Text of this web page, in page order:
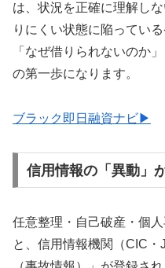
は、状況を正確に理解し
りにくい状態に陥ってい
「なぜ借りられないのか
の第一歩になります。
ブラック即日融資ナビ▶
信用情報の「異動」
任意整理・自己破産・個
と、信用情報機関（CIC